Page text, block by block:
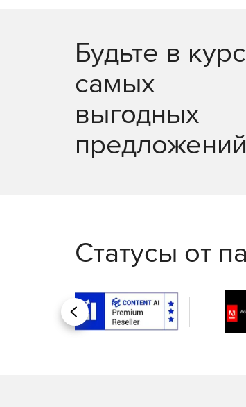
Запуск проектом миграции по
Будьте в
самых
выгодных
Статусы от
Назад